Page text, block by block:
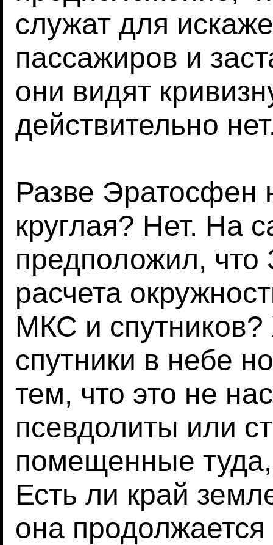
служат для
пассажиров и
они видят
действительно
Разве Эратосфен
круглая? Нет. На
предположил, что
расчета
МКС и
спутники в небе
тем, что это не
псевдолиты или
помещенные
Есть ли край
она